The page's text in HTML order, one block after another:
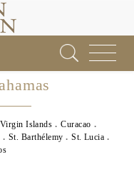
Toggle
Islands
Curacao
St. Barthélemy St. Lucia